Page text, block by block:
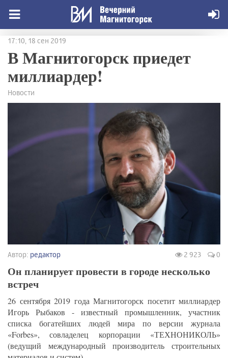
17:10, 18 сен 2019
В Магнитогорск приедет
миллиардер!
Новости
Автор: редактор 2 923 0
Он планирует провести в городе несколько
встреч
26 сентября 2019 года Магнитогорск посетит миллиардер
Игорь Рыбаков - известный промышленник, участник
списка богатейших людей мира по версии журнала
«Forbes», совладелец корпорации «ТЕХНОНИКОЛЬ»
(ведущий международный производитель строительных